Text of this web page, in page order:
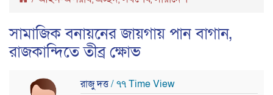
সামাজিক বনায়নের জায়গায় পান বাগান,
রাজকান্দিতে তীব্র ক্ষোভ
রাজু দত্ত/ ৭৭ Time View